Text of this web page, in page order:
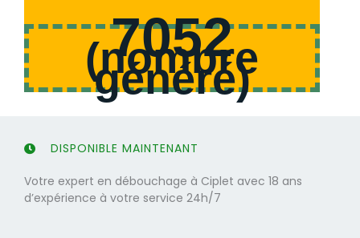
7052
(nombre
généré)
DISPONIBLE MAINTENANT
Votre expert en débouchage à Ciplet avec 18 ans
d’expérience à votre service 24h/7